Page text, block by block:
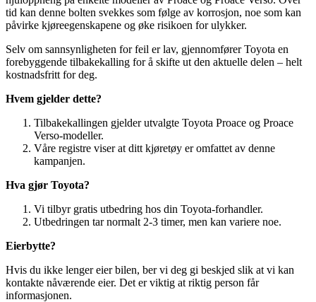
tid kan denne bolten svekkes som følge av korrosjon, noe som kan
påvirke kjøreegenskapene og øke risikoen for ulykker.
Selv om sannsynligheten for feil er lav, gjennomfører Toyota en
forebyggende tilbakekalling for å skifte ut den aktuelle delen – helt
kostnadsfritt for deg.
Hvem gjelder dette?
Tilbakekallingen gjelder utvalgte Toyota Proace og Proace
Verso-modeller.
Våre registre viser at ditt kjøretøy er omfattet av denne
kampanjen.
Hva gjør Toyota?
Vi tilbyr gratis utbedring hos din Toyota-forhandler.
Utbedringen tar normalt 2-3 timer, men kan variere noe.
Eierbytte?
Hvis du ikke lenger eier bilen, ber vi deg gi beskjed slik at vi kan
kontakte nåværende eier. Det er viktig at riktig person får
informasjonen.